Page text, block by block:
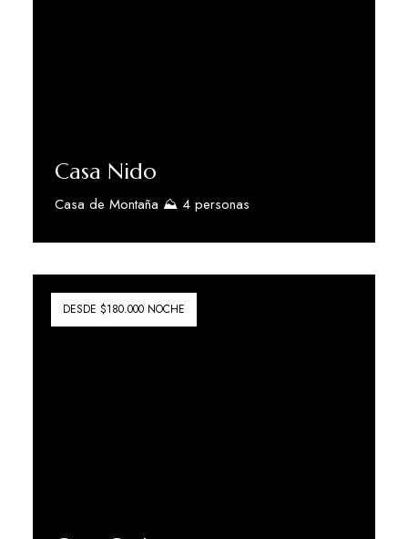
Casa Nido
Casa de Montaña ⛰️ 4 personas
Descubra Más
DESDE $180.000 NOCHE